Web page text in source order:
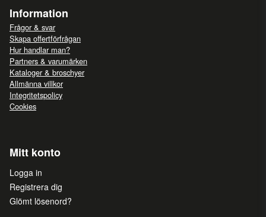
Information
Frågor & svar
Skapa offertförfrågan
Hur handlar man?
Partners & varumärken
Kataloger & broschyer
Allmänna villkor
Integritetspolicy
Cookies
Mitt konto
Logga in
Registrera dig
Glömt lösenord?